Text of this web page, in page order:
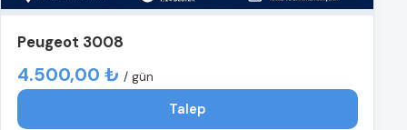
Peugeot 3008
4.500,00 ₺ / gün
Talep